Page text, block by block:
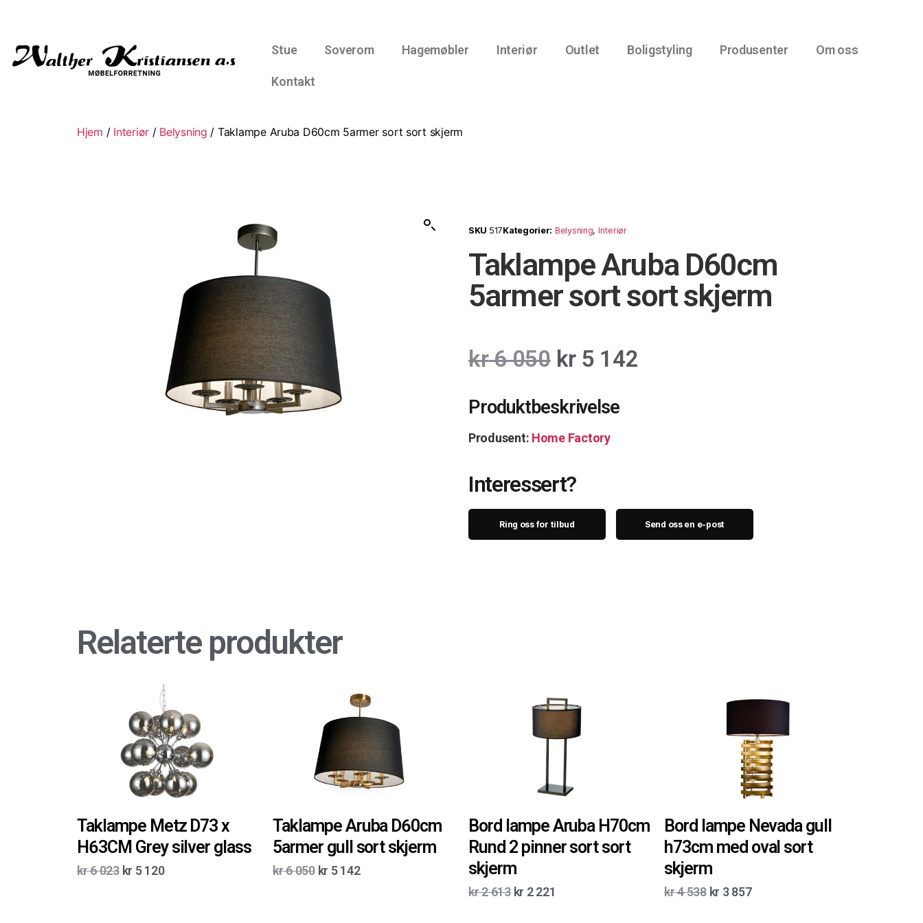
Stue Soverom Hagemøbler Interiør Outlet Boligstyling Produsenter Om oss
Kontakt
Hjem / Interiør/ Belysning / Taklampe Aruba D60cm 5armer sort sort skjerm
SKU 517Kategorier: Belysning, Interiør
Taklampe Aruba D60cm
5armer sort sort skjerm
kr6 050 kr 5 142
Produktbeskrivelse
Produsent: Home Factory
Interessert?
Ring oss for tilbud Send oss en e-post
Relaterte produkter
Taklampe Metz D73 x
H63CM Grey silver glass
kr6 023 kr 5 120
Taklampe Aruba D60cm
5armer gull sort skjerm
kr6 050 kr 5 142
Bord lampe Aruba H70cm
Rund 2 pinner sort sort
skjerm
kr2 613 kr 2 221
Bord lampe Nevada gull
h73cm med oval sort
skjerm
kr4 538 kr 3 857